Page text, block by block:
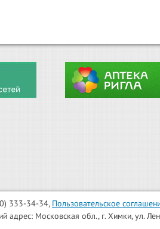
333-34-34, Пользовательское
Московская обл., г. Химки, ул.